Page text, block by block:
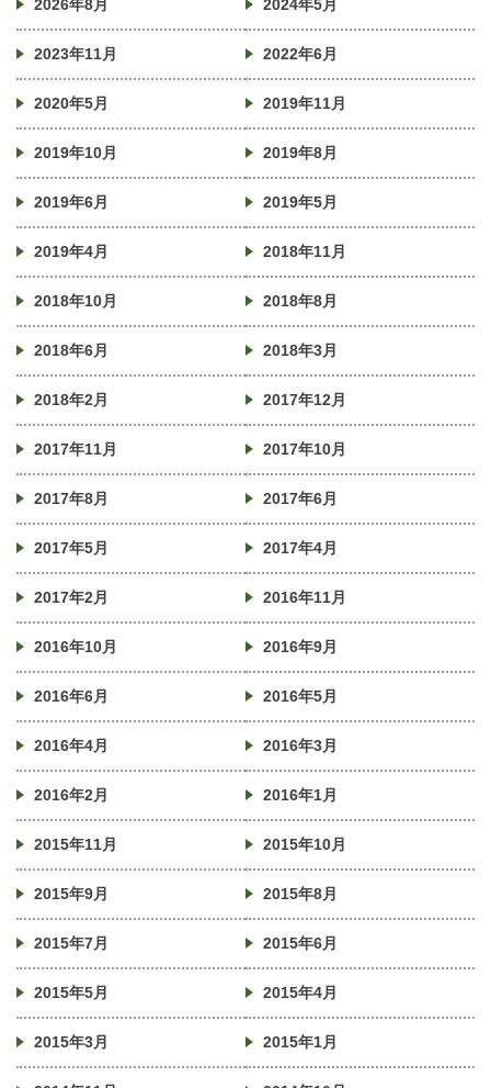
2026年8月 2024年5月
2023年11月 2022年6月
2020年5月 2019年11月
2019年10月 2019年8月
2019年6月 2019年5月
2019年4月 2018年11月
2018年10月 2018年8月
2018年6月 2018年3月
2018年2月 2017年12月
2017年11月 2017年10月
2017年8月 2017年6月
2017年5月 2017年4月
2017年2月 2016年11月
2016年10月 2016年9月
2016年6月 2016年5月
2016年4月 2016年3月
2016年2月 2016年1月
2015年11月 2015年10月
2015年9月 2015年8月
2015年7月 2015年6月
2015年5月 2015年4月
2015年3月 2015年1月